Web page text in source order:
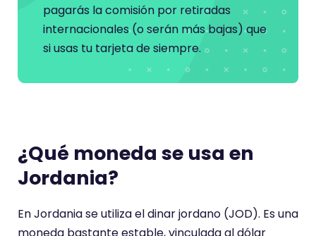
pagarás la comisión por retiradas
internacionales (o serán más bajas) que
si usas tu tarjeta de siempre.
¿Qué moneda se usa en
Jordania?
En Jordania se utiliza el dinar jordano (JOD). Es una